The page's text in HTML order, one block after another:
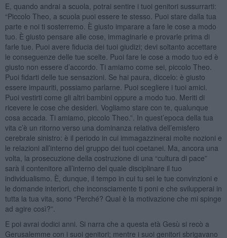
E, quando andrai a scuola, potrai sentire i tuoi genitori sussurrarti:
“Piccolo Theo, a scuola puoi essere te stesso. Puoi stare dalla tua
parte e noi ti sosterremo. È giusto imparare a fare le cose a modo
tuo. È giusto pensare alle cose, immaginarle e provarle prima di
farle tue. Puoi avere fiducia dei tuoi giudizi; devi soltanto accettare
le conseguenze delle tue scelte. Puoi fare le cose a modo tuo ed è
giusto non essere d’accordo. Ti amiamo come sei, piccolo Theo.
Puoi fidarti delle tue sensazioni. Se hai paura, diccelo: è giusto
essere impauriti, possiamo parlarne. Puoi scegliere i tuoi amici.
Puoi vestirti come gli altri bambini oppure a modo tuo. Meriti di
ricevere le cose che desideri. Vogliamo stare con te, qualunque
cosa accada. Ti amiamo, piccolo Theo.”. In quest’epoca della tua
vita c’è un ritorno verso una dominanza relativa dell’emisfero
cerebrale sinistro: è il periodo in cui immagazzinerai molte nozioni e
le relazioni all’interno del gruppo dei tuoi coetanei. Ma, ancora una
volta, la prosecuzione della costruzione di una “cultura di pace”
sarà il contenitore all’interno del quale disciplinare il tuo
individualismo. È, dunque, il tempo in cui tu sei le tue convinzioni e
le domande interiori, che inconsciamente ti poni e che svilupperai in
tutta la tua vita, sono “Perché? Qual è la motivazione che mi spinge
ad agire così?”.
E poi avrai dodici anni. Si narra che a questa età Gesù si recò a
Gerusalemme con i suoi genitori; mentre i suoi genitori sbrigavano